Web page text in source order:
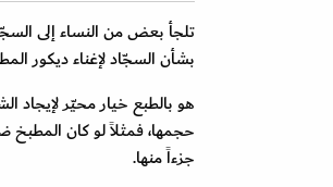
تلجأ بعض من النساء إلى
بشأن السجّاد لإغناء ديكور
هو بالطبع خيار محيّر
حجمها، فمثلاً لو كان
جزءاً منها.